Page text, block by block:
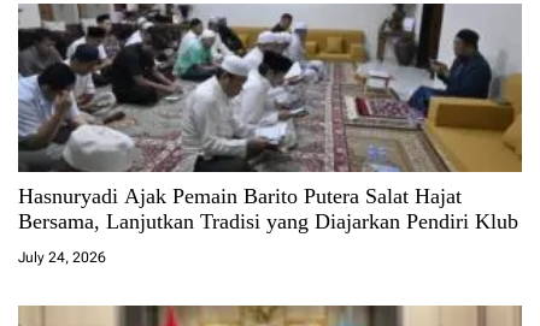
Hasnuryadi Ajak Pemain Barito Putera Salat Hajat
Bersama, Lanjutkan Tradisi yang Diajarkan Pendiri Klub
July 24, 2026